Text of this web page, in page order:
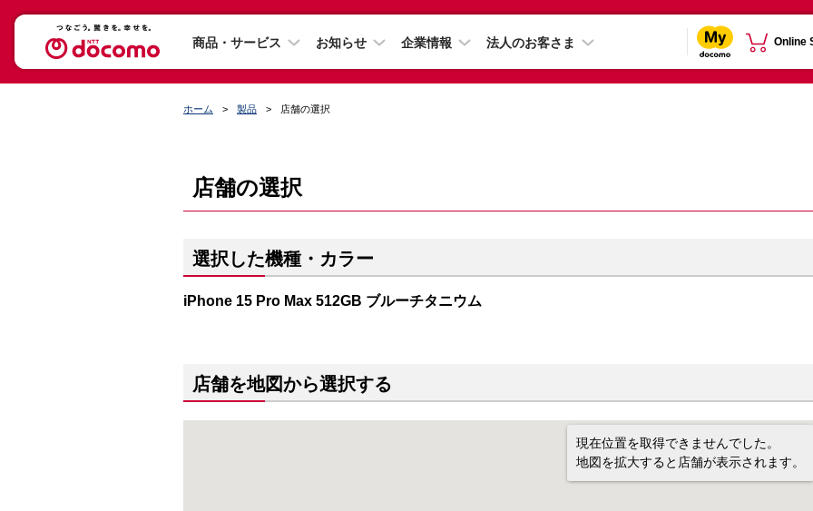
商品・サービス お知らせ 企業情報 法人のお客さま Online
ホーム 製品 店舗の選択
店舗の選択
選択した機種・カラー
iPhone 15 Pro Max 512GB ブルーチタニウム
店舗を地図から選択する
現在位置を取得できませんでした。
地図を拡大すると店舗が表示されます。